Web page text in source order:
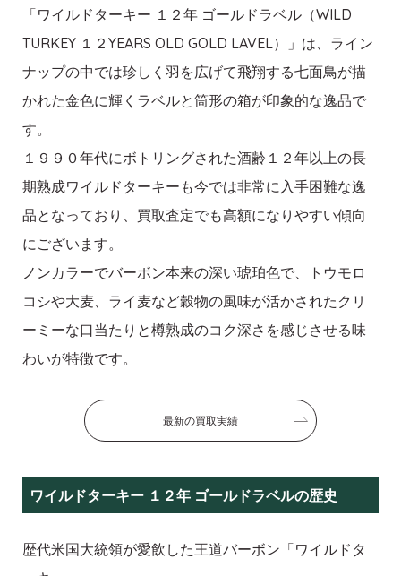
「ワイルドターキー １２年 ゴールドラベル（WILD
TURKEY １２YEARS OLD GOLD LAVEL）」は、ライン
ナップの中では珍しく羽を広げて飛翔する七面鳥が描
かれた金色に輝くラベルと筒形の箱が印象的な逸品で
す。
１９９０年代にボトリングされた酒齢１２年以上の長
期熟成ワイルドターキーも今では非常に入手困難な逸
品となっており、買取査定でも高額になりやすい傾向
にございます。
ノンカラーでバーボン本来の深い琥珀色で、トウモロ
コシや大麦、ライ麦など穀物の風味が活かされたクリ
ーミーな口当たりと樽熟成のコク深さを感じさせる味
わいが特徴です。
最新の買取実績
ワイルドターキー １２年 ゴールドラベルの歴史
歴代米国大統領が愛飲した王道バーボン「ワイルドタ